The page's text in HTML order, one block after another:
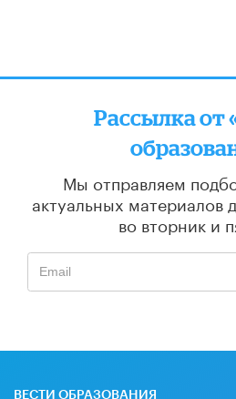
Рассылка от
Мы отправляем
актуальных материалов
во вторник и
ВЕСТИ ОБРАЗОВАНИЯ